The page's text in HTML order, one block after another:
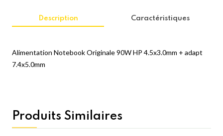
Description Caractéristiques
Alimentation Notebook Originale 90W HP 4.5x3.0mm + adapt
7.4x5.0mm
Produits Similaires